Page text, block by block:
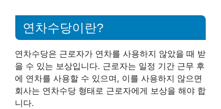
연차수당이란?
연차수당은 근로자가 연차를 사용하지 않았을 때 받
을 수 있는 보상입니다. 근로자는 일정 기간 근무 후
에 연차를 사용할 수 있으며, 이를 사용하지 않으면
회사는 연차수당 형태로 근로자에게 보상을 해야 합
니다.